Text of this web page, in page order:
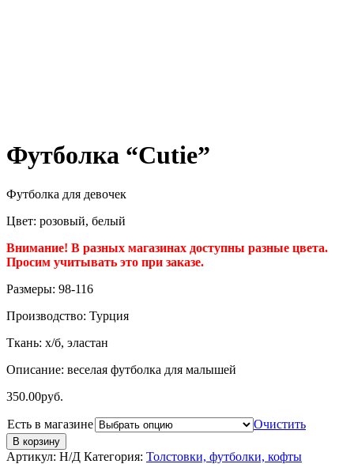
Футболка “Cutie”
Футболка для девочек
Цвет: розовый, белый
Внимание! В разных магазинах доступны разные цвета.
Просим учитывать это при заказе.
Размеры: 98-116
Производство: Турция
Ткань: х/б, эластан
Описание: веселая футболка для малышей
350.00руб.
Есть в магазине Очистить
В корзину
Артикул: Н/Д Категория: Толстовки, футболки, кофты